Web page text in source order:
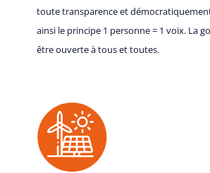
toute transparence et
ainsi le principe 1 personne = 1 voix. La
être ouverte à tous et toutes.